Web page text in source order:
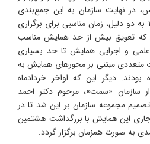
در نهایت سازمان به این جمع‌بندی
رسید که اواخر خرداد ماه ۱۴۰۴ به دو دلیل، زمان مناسبی برای برگزاری
که تعویق بیش از حد همایش مناسب
و اجرایی همایش تا حد بسیاری
متعددی مبتنی بر محورهای همایش به
دیگر این که اواخر خردادماه
سازمان «سمت»، مرحوم دکتر احمد
مجموعه سازمان بر این شد تا در
سال جاری این همایش با بزرگداشت هشتمین
به صورت همزمان برگزار گردد.